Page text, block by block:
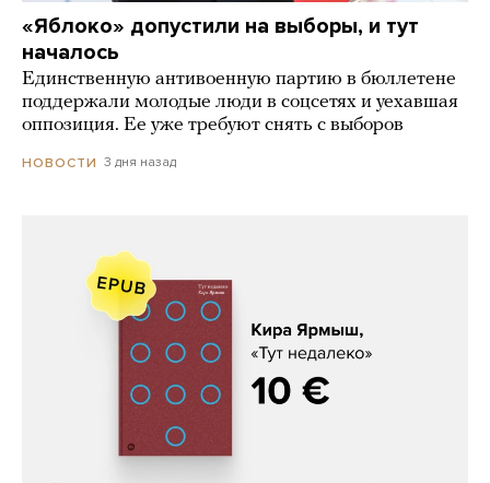
«Яблоко» допустили на выборы, и тут
началось
Единственную антивоенную партию в бюллетене
поддержали молодые люди в соцсетях и уехавшая
оппозиция. Ее уже требуют снять с выборов
НОВОСТИ 3 дня назад
Кира Ярмыш, «Тут недалеко»